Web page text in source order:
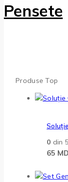
Pensete
Produse Top
0 din 5
65